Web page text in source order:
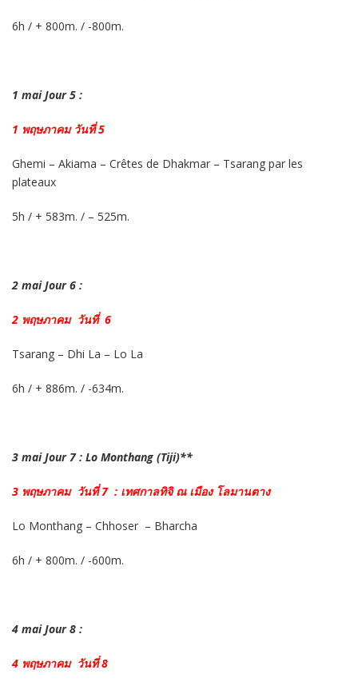
6h / + 800m. / -800m.
1 mai Jour 5 :
1 พฤษภาคม วันที่ 5
Ghemi – Akiama – Crêtes de Dhakmar – Tsarang par les
plateaux
5h / + 583m. / – 525m.
2 mai Jour 6 :
2 พฤษภาคม วันที่ 6
Tsarang – Dhi La – Lo La
6h / + 886m. / -634m.
3 mai Jour 7 : Lo Monthang (Tiji)**
3 พฤษภาคม วันที่ 7 : เทศกาลทิจิ ณ เมือง โลมานตาง
Lo Monthang – Chhoser – Bharcha
6h / + 800m. / -600m.
4 mai Jour 8 :
4 พฤษภาคม วันที่ 8